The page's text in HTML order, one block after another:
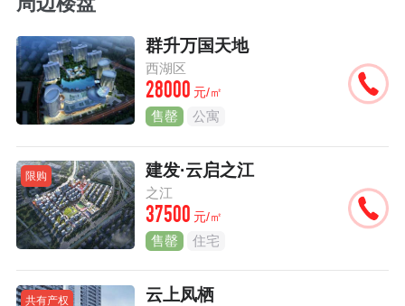
群升万国天地
西湖区
28000 元/㎡
售罄 公寓
限购 建发·云启之江
之江
37500 元/㎡
售罄 住宅
共有产权 云上凤栖